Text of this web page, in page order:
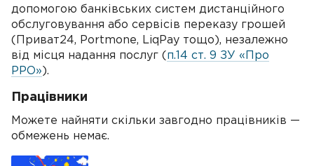
допомогою банківських систем дистанційного
обслуговування або сервісів переказу грошей
(Приват24, Portmone, LiqPay тощо), незалежно
від місця надання послуг ( п.14 ст. 9 ЗУ «Про
РРО» ).
Працівники
Можете найняти скільки завгодно працівників —
обмежень немає.